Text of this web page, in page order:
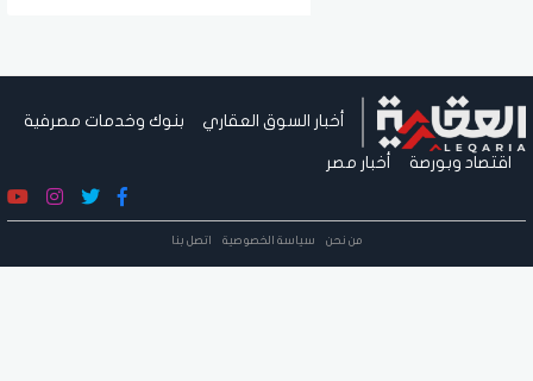
أخبار السوق العقاري بنوك وخدمات مصرفية
اقتصاد وبورصة أخبار مصر
من نحن سياسة الخصوصية اتصل بنا